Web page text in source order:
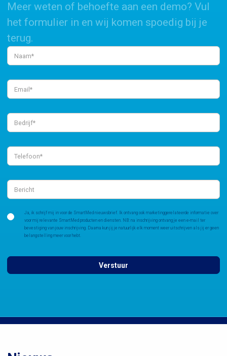
Meer weten of behoefte aan een demo? Vul
het formulier in en wij komen spoedig bij je
terug.
Ja, ik schrijf mij in voor de SmartMed nieuwsbrief. Ik ontvang ook marketinggerelateerde informatie over
voor mij relevante SmartMed producten en diensten. NB: na inschrijving ontvang je een e-mail ter
bevestiging van jouw inschrijving. Daarna kun jij je natuurlijk elk moment weer uitschrijven als jij er geen
belangstelling meer voor hebt.